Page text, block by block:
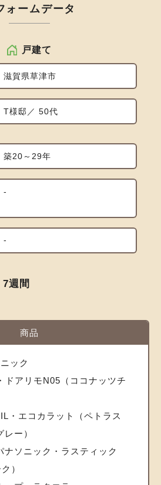
ォームデータ
戸建て
滋賀県草津市
T様邸／ 50代
築20～29年
-
-
7週間
商品
ック
ドアリモN05（ココナッツチ
・エコカラット（ペトラス
ー）
ナソニック・ラスティック
）